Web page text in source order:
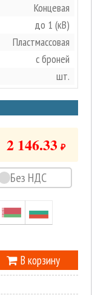
Концевая
до 1 (кВ)
Пластмассовая
с броней
шт.
2 146.33 ₽
Без НДС
В корзину